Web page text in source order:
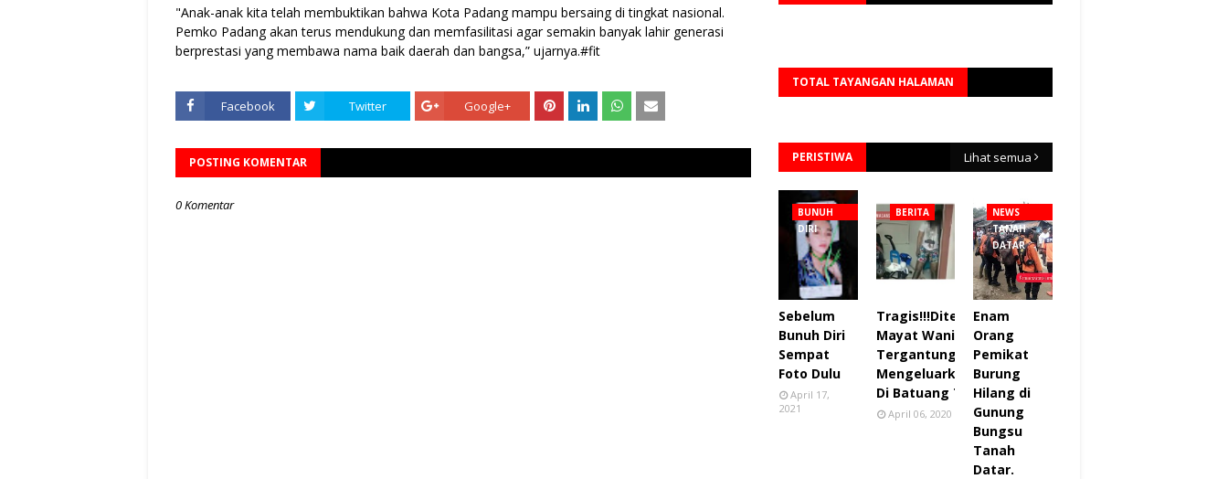
"Anak-anak kita telah membuktikan bahwa Kota Padang mampu bersaing di tingkat nasional.
Pemko Padang akan terus mendukung dan memfasilitasi agar semakin banyak lahir generasi
berprestasi yang membawa nama baik daerah dan bangsa,” ujarnya.#fit
Facebook Twitter Google+
POSTING KOMENTAR
0 Komentar
TOTAL TAYANGAN HALAMAN
PERISTIWA Lihat semua
BUNUH
DIRI
Sebelum
Bunuh Diri
Sempat
Foto Dulu
April 17,
2021
BERITA
Tragis!!!Ditemukan
Mayat Wanita
Tergantung sudah
Mengeluarkan Bau
Di Batuang Taba.
April 06, 2020
NEWS
TANAH
DATAR
Enam
Orang
Pemikat
Burung
Hilang di
Gunung
Bungsu
Tanah
Datar.